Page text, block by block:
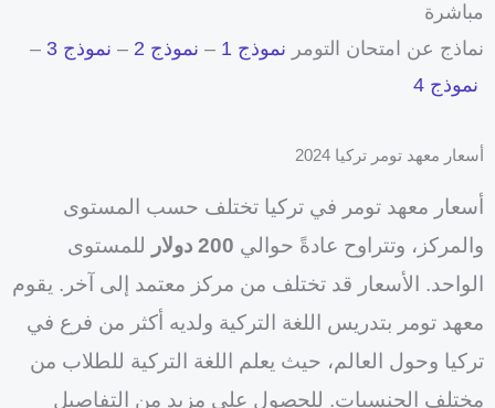
مباشرة
نماذج عن امتحان التومر نموذج 1 – نموذج 2 – نموذج 3
–
نموذج 4
أسعار معهد تومر تركيا 2024
أسعار معهد تومر في تركيا تختلف حسب المستوى
والمركز، وتتراوح عادةً حوالي 200 دولار
للمستوى
الواحد. الأسعار قد تختلف من مركز معتمد إلى آخر. يقوم
معهد تومر بتدريس اللغة التركية ولديه أكثر من فرع في
تركيا وحول العالم، حيث يعلم اللغة التركية للطلاب من
مختلف الجنسيات. للحصول على مزيد من التفاصيل